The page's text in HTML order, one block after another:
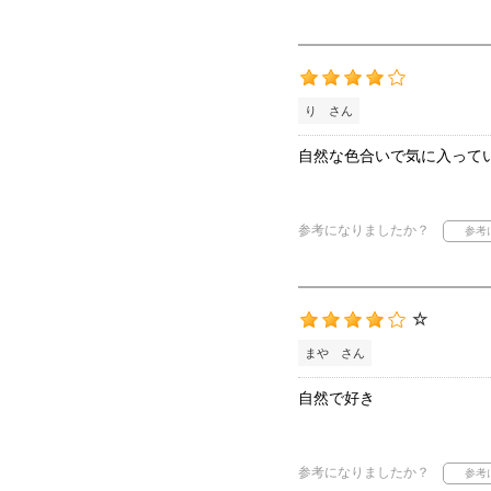
り さん
自然な色合いで気に入って
参考になりましたか？
☆
まや さん
自然で好き
参考になりましたか？